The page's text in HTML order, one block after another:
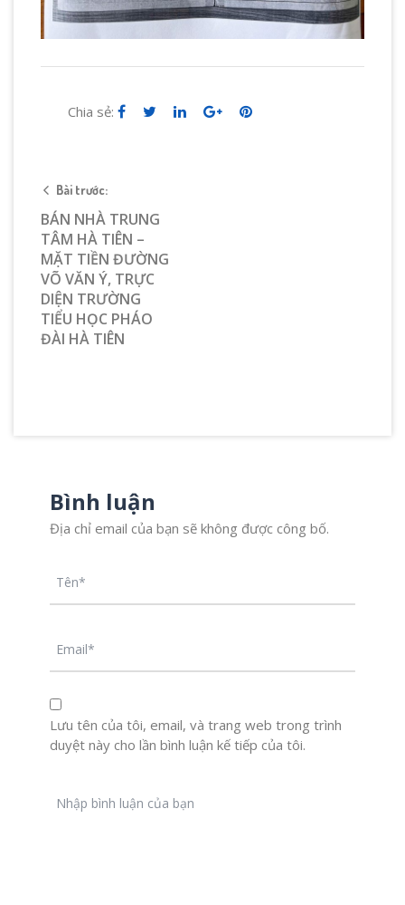
Chia sẻ:
Bài trước:
BÁN NHÀ TRUNG
TÂM HÀ TIÊN –
MẶT TIỀN ĐƯỜNG
VÕ VĂN Ý, TRỰC
DIỆN TRƯỜNG
TIỂU HỌC PHÁO
ĐÀI HÀ TIÊN
Bình luận
Địa chỉ email của bạn sẽ không được công bố.
Lưu tên của tôi, email, và trang web trong trình
duyệt này cho lần bình luận kế tiếp của tôi.